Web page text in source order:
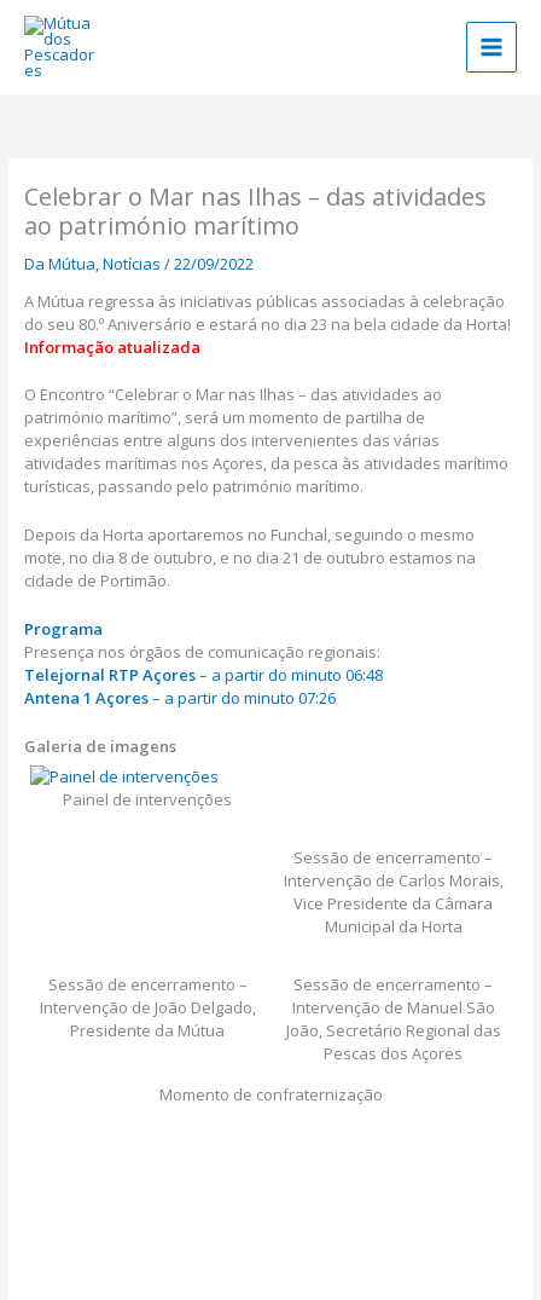
content
Celebrar o Mar nas Ilhas – das atividades
ao património marítimo
Da Mútua ,Notícias /22/09/2022
A Mútua regressa às iniciativas públicas associadas à celebração
do seu 80.º Aniversário e estará no dia 23 na bela cidade da Horta!
Informação atualizada
O Encontro “Celebrar o Mar nas Ilhas – das atividades ao
património marítimo”, será um momento de partilha de
experiências entre alguns dos intervenientes das várias
atividades marítimas nos Açores, da pesca às atividades marítimo
turísticas, passando pelo património marítimo.
Depois da Horta aportaremos no Funchal, seguindo o mesmo
mote, no dia 8 de outubro, e no dia 21 de outubro estamos na
cidade de Portimão.
Programa
Presença nos órgãos de comunicação regionais:
Telejornal RTP Açores– a partir do minuto 06:48
Antena 1 Açores– a partir do minuto 07:26
Galeria de imagens
Painel de intervenções
Sessão de encerramento –
Intervenção de Carlos Morais,
Vice Presidente da Câmara
Municipal da Horta
Sessão de encerramento –
Intervenção de João Delgado,
Presidente da Mútua
Sessão de encerramento –
Intervenção de Manuel São
João, Secretário Regional das
Pescas dos Açores
Momento de confraternização